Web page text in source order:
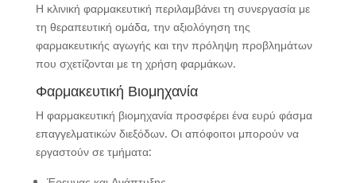
Η κλινική φαρμακευτική περιλαμβάνει τη συνεργασία με
τη θεραπευτική ομάδα, την αξιολόγηση της
φαρμακευτικής αγωγής και την πρόληψη προβλημάτων
που σχετίζονται με τη χρήση φαρμάκων.
Φαρμακευτική Βιομηχανία
Η φαρμακευτική βιομηχανία προσφέρει ένα ευρύ φάσμα
επαγγελματικών διεξόδων. Οι απόφοιτοι μπορούν να
εργαστούν σε τμήματα: